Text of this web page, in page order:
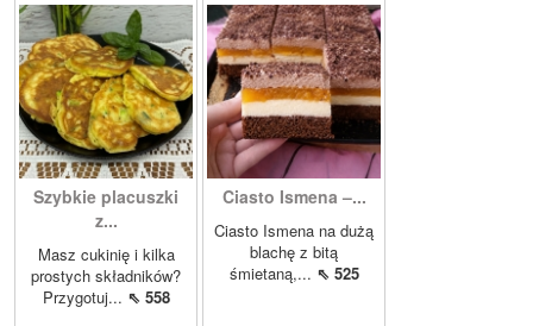
Szybkie placuszki
z...
Masz cukinię i kilka
prostych składników?
Przygotuj... ⇖ 558
Ciasto Ismena –...
Ciasto Ismena na dużą
blachę z bitą
śmietaną,... ⇖ 525